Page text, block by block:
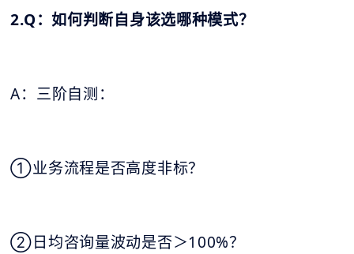
2.Q：如何判断自身该选哪种模式？
A：三阶自测：
①业务流程是否高度非标？
②日均咨询量波动是否＞100%？